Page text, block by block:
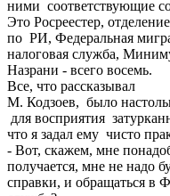
ними соответствующие
Это Росреестер,
по РИ, Федеральная
налоговая служба,
Назрани - всего восемь.
Все, что рассказывал
М. Кодзоев, было
для восприятия
что я задал ему чисто
- Вот, скажем, мне
получается, мне не надо
справки, и обращаться в